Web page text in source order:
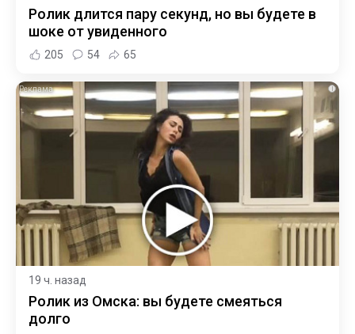
Ролик длится пару секунд, но вы будете в
шоке от увиденного
205 54 65
i
19 ч. назад
Ролик из Омска: вы будете смеяться
долго